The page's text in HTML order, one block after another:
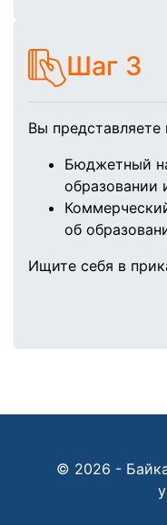
Шаг 3
Вы
Бюджетный
образовании
об
Ищите себя в
© 2026 -